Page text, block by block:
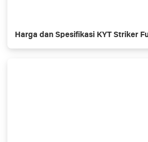
Harga dan Spesifikasi KYT Striker